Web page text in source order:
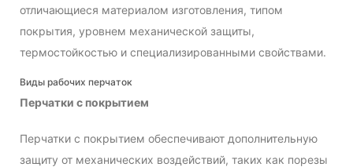
отличающиеся материалом изготовления, типом
покрытия, уровнем механической защиты,
термостойкостью и специализированными свойствами.
Виды рабочих перчаток
Перчатки с покрытием
Перчатки с покрытием обеспечивают дополнительную
защиту от механических воздействий, таких как порезы